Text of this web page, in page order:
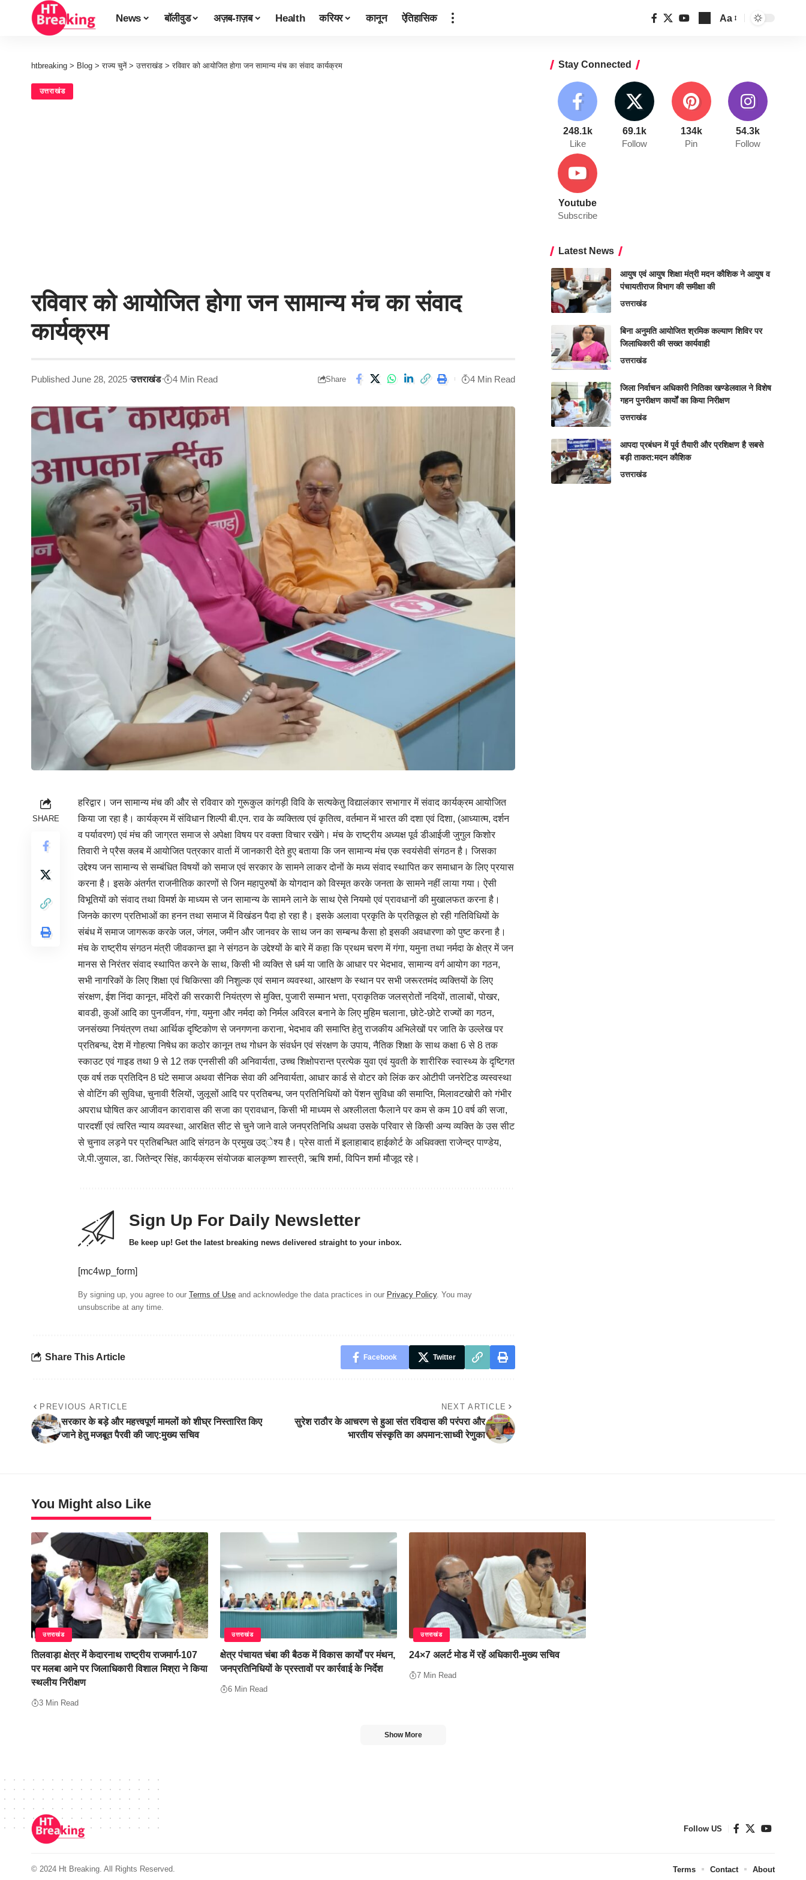
News बॉलीवुड अज़ब-ग़ज़ब Health करियर कानून ऐतिहासिक Aa
htbreaking > Blog >राज्य चुनें >उत्तराखंड >रविवार को आयोजित होगा जन सामान्य मंच का संवाद कार्यक्रम
उत्तराखंड
रविवार को आयोजित होगा जन सामान्य मंच का संवाद
कार्यक्रम
Published June 28, 2025 उत्तराखंड 4 Min Read Share 4 Min Read
SHARE
हरिद्वार। जन सामान्य मंच की और से रविवार को गुरूकुल कांगड़ी विवि के सत्यकेतु विद्यालंकार सभागार में संवाद कार्यक्रम आयोजित
किया जा रहा है। कार्यक्रम में संविधान शिल्पी बी.एन. राव के व्यक्तित्व एवं कृतित्व, वर्तमान में भारत की दशा एवं दिशा, (आध्यात्म, दर्शन
व पर्यावरण) एवं मंच की जाग्रत समाज से अपेक्षा विषय पर वक्ता विचार रखेंगे। मंच के राष्ट्रीय अध्यक्ष पूर्व डीआईजी जुगुल किशोर
तिवारी ने प्रैस क्लब में आयोजित पत्रकार वार्ता में जानकारी देते हुए बताया कि जन सामान्य मंच एक स्वयंसेवी संगठन है। जिसका
उद्देश्य जन सामान्य से सम्बंधित विषयों को समाज एवं सरकार के सामने लाकर दोनों के मध्य संवाद स्थापित कर समाधान के लिए प्रयास
करना है। इसके अंतर्गत राजनीतिक कारणों से जिन महापुरुषों के योगदान को विस्मृत करके जनता के सामने नहीं लाया गया। ऐसी
विभूतियों को संवाद तथा विमर्श के माध्यम से जन सामान्य के सामने लाने के साथ ऐसे नियमो एवं प्रावधानों की मुखालफत करना है।
जिनके कारण प्रतिभाओं का हनन तथा समाज में विखंडन पैदा हो रहा है। इसके अलावा प्रकृति के प्रतिकूल हो रही गतिविधियों के
संबंध में समाज जागरूक करके जल, जंगल, जमीन और जानवर के साथ जन का सम्बन्ध कैसा हो इसकी अवधारणा को पुष्ट करना है।
मंच के राष्ट्रीय संगठन मंत्री जीवकान्त झा ने संगठन के उद्देश्यों के बारे में कहा कि प्रथम चरण में गंगा, यमुना तथा नर्मदा के क्षेत्र में जन
मानस से निरंतर संवाद स्थापित करने के साथ, किसी भी व्यक्ति से धर्म या जाति के आधार पर भेदभाव, सामान्य वर्ग आयोग का गठन,
सभी नागरिकों के लिए शिक्षा एवं चिकित्सा की निशुल्क एवं समान व्यवस्था, आरक्षण के स्थान पर सभी जरूरतमंद व्यक्तियों के लिए
संरक्षण, ईश निंदा कानून, मंदिरों की सरकारी नियंत्रण से मुक्ति, पुजारी सम्मान भत्ता, प्राकृतिक जलस्रोतों नदियों, तालाबों, पोखर,
बावडी, कुओं आदि का पुनर्जीवन, गंगा, यमुना और नर्मदा को निर्मल अविरल बनाने के लिए मुहिम चलाना, छोटे-छोटे राज्यों का गठन,
जनसंख्या नियंत्रण तथा आर्थिक दृष्टिकोण से जनगणना कराना, भेदभाव की समाप्ति हेतु राजकीय अभिलेखों पर जाति के उल्लेख पर
प्रतिबन्ध, देश में गोहत्या निषेध का कठोर कानून तथ गोधन के संवर्धन एवं संरक्षण के उपाय, नैतिक शिक्षा के साथ कक्षा 6 से 8 तक
स्काउट एवं गाइड तथा 9 से 12 तक एनसीसी की अनिवार्यता, उच्च शिक्षोपरान्त प्रत्येक युवा एवं युवती के शारीरिक स्वास्थ्य के दृष्टिगत
एक वर्ष तक प्रतिदिन 8 घंटे समाज अथवा सैनिक सेवा की अनिवार्यता, आधार कार्ड से वोटर को लिंक कर ओटीपी जनरेटिड व्यस्वस्था
से वोटिंग की सुविधा, चुनावी रैलियों, जुलूसों आदि पर प्रतिबन्ध, जन प्रतिनिधियों को पेंशन सुविधा की समाप्ति, मिलावटखोरी को गंभीर
अपराध घोषित कर आजीवन कारावास की सजा का प्रावधान, किसी भी माध्यम से अश्लीलता फैलाने पर कम से कम 10 वर्ष की सजा,
पारदर्शी एवं त्वरित न्याय व्यवस्था, आरक्षित सीट से चुने जाने वाले जनप्रतिनिधि अथवा उसके परिवार से किसी अन्य व्यक्ति के उस सीट
से चुनाव लड़ने पर प्रतिबन्धित आदि संगठन के प्रमुख उद्ेश्य है। प्रेस वार्ता में इलाहाबाद हाईकोर्ट के अधिवक्ता राजेन्द्र पाण्डेय,
जे.पी.जुयाल, डा. जितेन्द्र सिंह, कार्यक्रम संयोजक बालकृष्ण शास्त्री, ऋषि शर्मा, विपिन शर्मा मौजूद रहे।
Sign Up For Daily Newsletter
Be keep up! Get the latest breaking news delivered straight to your inbox.
[mc4wp_form]
By signing up, you agree to our Terms of Use and acknowledge the data practices in our Privacy Policy. You may
unsubscribe at any time.
Share This Article Facebook Twitter
PREVIOUS ARTICLE
सरकार के बड़े और महत्त्वपूर्ण मामलों को शीघ्र निस्तारित किए
जाने हेतु मजबूत पैरवी की जाए:मुख्य सचिव
NEXT ARTICLE
सुरेश राठौर के आचरण से हुआ संत रविदास की परंपरा और
भारतीय संस्कृति का अपमान:साध्वी रेणुका
Stay Connected
248.1k
Like
69.1k
Follow
134k
Pin
54.3k
Follow
Youtube
Subscribe
Latest News
आयुष एवं आयुष शिक्षा मंत्री मदन कौशिक ने आयुष व
पंचायतीराज विभाग की समीक्षा की
उत्तराखंड
बिना अनुमति आयोजित श्रमिक कल्याण शिविर पर
जिलाधिकारी की सख्त कार्यवाही
उत्तराखंड
‎जिला निर्वाचन अधिकारी नितिका खण्डेलवाल ने विशेष
गहन पुनरीक्षण कार्यों का किया निरीक्षण
उत्तराखंड
आपदा प्रबंधन में पूर्व तैयारी और प्रशिक्षण है सबसे
बड़ी ताकत:मदन कौशिक
उत्तराखंड
You Might also Like
उत्तराखंड
तिलवाड़ा क्षेत्र में केदारनाथ राष्ट्रीय राजमार्ग-107
पर मलबा आने पर जिलाधिकारी विशाल मिश्रा ने किया
स्थलीय निरीक्षण
3 Min Read
उत्तराखंड
क्षेत्र पंचायत चंबा की बैठक में विकास कार्यों पर मंथन,
जनप्रतिनिधियों के प्रस्तावों पर कार्रवाई के निर्देश
6 Min Read
उत्तराखंड
24×7 अलर्ट मोड में रहें अधिकारी-मुख्य सचिव
7 Min Read
Show More
Follow US
© 2024 Ht Breaking. All Rights Reserved. Terms Contact About